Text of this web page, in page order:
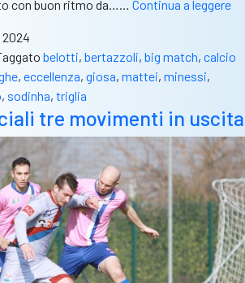
con buon ritmo da…… Continua a leggere
2-
2
2024
belotti, bertazzoli, big match, calcio
, eccellenza, giosa, mattei, minessi,
, sodinha, triglia
tre movimenti in uscita